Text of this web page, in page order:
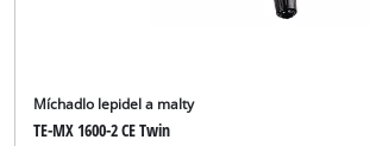
Míchadlo lepidel a malty
TE-MX 1600-2 CE Twin